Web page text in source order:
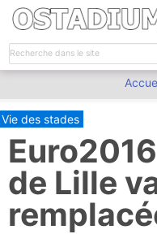
Vie des stades
de Lille